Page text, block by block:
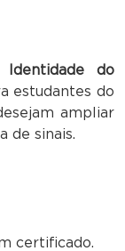
do
estudantes do
ampliar
de sinais.
certificado.